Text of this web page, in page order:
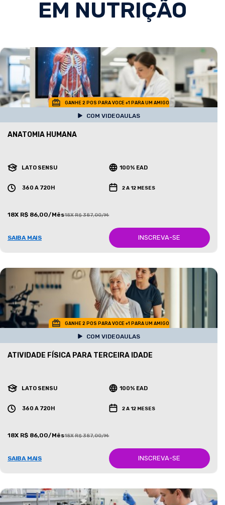
EM NUTRIÇÃO
GANHE 2 POS PARA VOCE +1 PARA UM AMIGO
COM VIDEOAULAS
ANATOMIA HUMANA
LATO SENSU 100% EAD
360 A 720H 2 A 12 MESES
18X R$ 86,00/Mês18X R$ 387,00/Mês
SAIBA MAIS INSCREVA-SE
GANHE 2 POS PARA VOCE +1 PARA UM AMIGO
COM VIDEOAULAS
ATIVIDADE FÍSICA PARA TERCEIRA IDADE
LATO SENSU 100% EAD
360 A 720H 2 A 12 MESES
18X R$ 86,00/Mês18X R$ 387,00/Mês
SAIBA MAIS INSCREVA-SE